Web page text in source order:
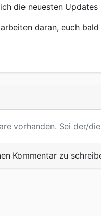
die neuesten Updates
daran, euch
vorhanden. Sei der/
Kommentar zu